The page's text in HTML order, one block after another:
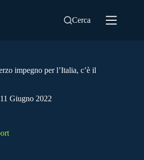
Cerca
impegno per l’Italia, c’è il
11 Giugno 2022